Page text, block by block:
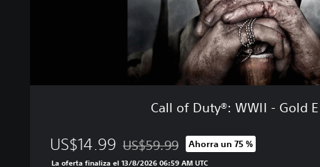
-
Call of Duty®: WWII - Gold
US$14.99 Rebajado del precio original de US$59.99
US$59.99 Ahorra un 75 %
La oferta finaliza el 13/8/2026 06:59 AM UTC